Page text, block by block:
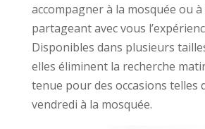
accompagner à la mosquée ou à
partageant avec vous
Disponibles dans plusieurs
elles éliminent la recherche
tenue pour des occasions telles
vendredi à la mosquée.